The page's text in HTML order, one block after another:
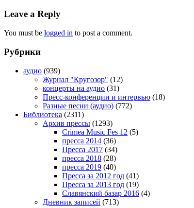
Leave a Reply
You must be logged in to post a comment.
Рубрики
аудио (939)
Журнал "Кругозор" (12)
концерты на аудио (31)
Пресс-конференции и интервью (18)
Разные песни (аудио) (772)
Библиотека (2311)
Архив прессы (1293)
Crimea Music Fes 12 (5)
пресса 2014 (36)
Пресса 2017 (34)
пресса 2018 (28)
пресса 2019 (40)
Пресса за 2012 год (41)
Пресса за 2013 год (19)
Славянский базар 2016 (4)
Дневник записей (713)